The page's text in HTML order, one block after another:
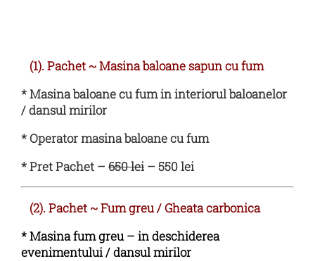
(1). Pachet ~Masina baloane sapun cu fum
* Masina baloane cu fum in interiorul baloanelor
/ dansul mirilor
* Operator masina baloane cu fum
* Pret Pachet – 650 lei – 550 lei
(2). Pachet ~Fum greu / Gheata carbonica
* Masina fum greu – in deschiderea
evenimentului / dansul mirilor